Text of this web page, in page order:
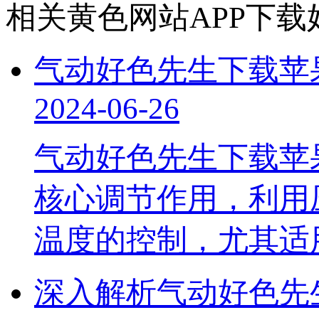
相关黄色网站APP下载
气动好色先生下载
2024-06-26
气动好色先生下载
核心调节作用，利
温度的控制，尤其
深入解析气动好色先